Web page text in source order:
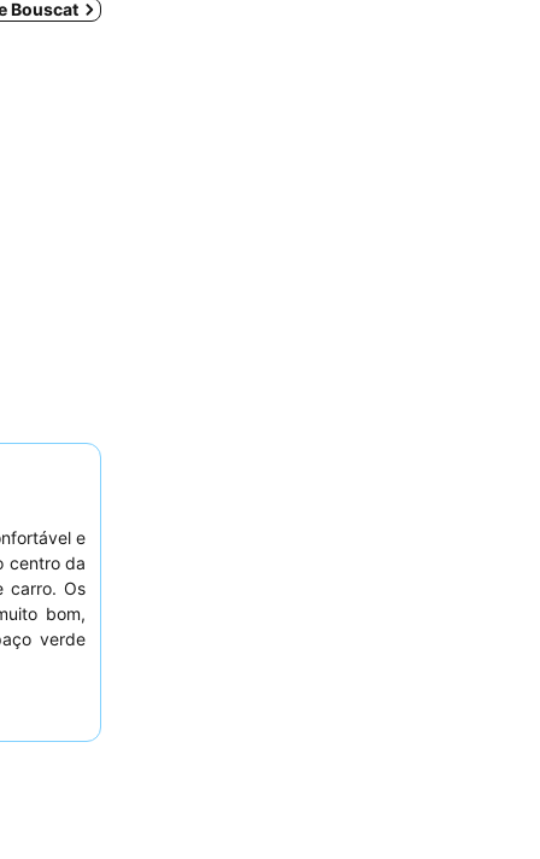
Bouscat
e
centro da
carro. Os
bom,
verde